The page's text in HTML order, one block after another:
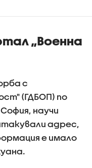
„Военна
с
(ГДБОП) по
научи
адрес,
е имало